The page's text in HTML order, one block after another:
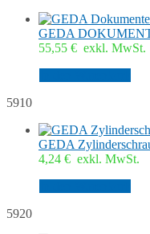
GEDA
55,55 € exkl. MwSt.
5910
GEDA
4,24 € exkl. MwSt.
5920